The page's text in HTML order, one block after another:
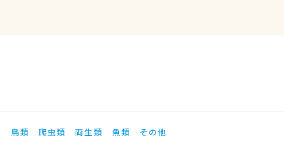
鳥類 爬虫類 両生類 魚類 その他